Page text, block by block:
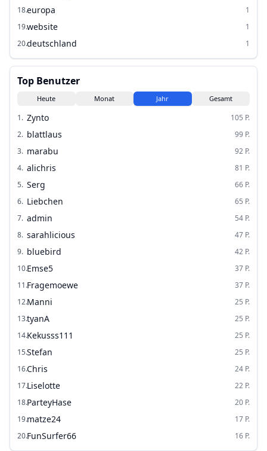
18.europa
1
19.website
1
20.deutschland 1
Top Benutzer
Heute Monat Jahr Gesamt
1. Zynto 105 P.
2. blattlaus 99 P.
3. marabu 92 P.
4. alichris 81 P.
5. Serg 66 P.
6. Liebchen 65 P.
7. admin 54 P.
8. sarahlicious 47 P.
9. bluebird 42 P.
10.Emse5 37 P.
11.Fragemoewe 37 P.
12.Manni 25 P.
13.tyanA 25 P.
14.Kekusss111 25 P.
15.Stefan 25 P.
16.Chris 24 P.
17.Liselotte 22 P.
18.ParteyHase 20 P.
19.matze24 17 P.
20.FunSurfer66 16 P.